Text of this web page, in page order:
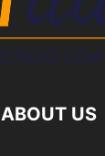
ABOUT US